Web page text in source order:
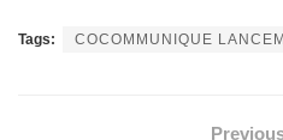
Tags: COCOMMUNIQUE